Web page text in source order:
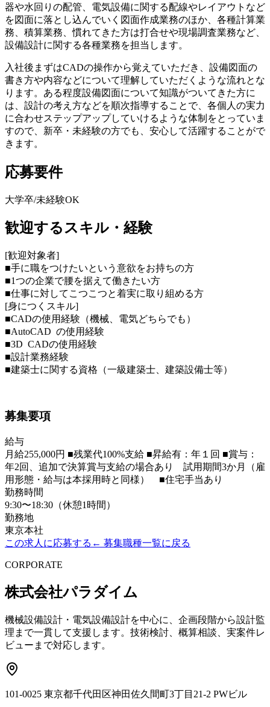
器や水回りの配管、電気設備に関する配線やレイアウトなど
を図面に落とし込んでいく図面作成業務のほか、各種計算業
務、積算業務、慣れてきた方は打合せや現場調査業務など、
設備設計に関する各種業務を担当します。
入社後まずはCADの操作から覚えていただき、設備図面の
書き方や内容などについて理解していただくような流れとな
ります。ある程度設備図面について知識がついてきた方に
は、設計の考え方などを順次指導することで、各個人の実力
に合わせステップアップしていけるような体制をとっていま
すので、新卒・未経験の方でも、安心して活躍することがで
きます。
応募要件
大学卒/未経験OK
歓迎するスキル・経験
[歓迎対象者]
■手に職をつけたいという意欲をお持ちの方
■1つの企業で腰を据えて働きたい方
■仕事に対してこつこつと着実に取り組める方
[身につくスキル]
■CADの使用経験（機械、電気どちらでも）
■AutoCAD の使用経験
■3D CADの使用経験
■設計業務経験
■建築士に関する資格（一級建築士、建築設備士等）
募集要項
給与
月給255,000円 ■残業代100%支給 ■昇給有：年１回 ■賞与：
年2回、追加で決算賞与支給の場合あり 試用期間3か月（雇
用形態・給与は本採用時と同様） ■住宅手当あり
勤務時間
9:30〜18:30（休憩1時間）
勤務地
東京本社
この求人に応募する ← 募集職種一覧に戻る
CORPORATE
株式会社パラダイム
機械設備設計・電気設備設計を中心に、企画段階から設計監
理まで一貫して支援します。技術検討、概算相談、実案件レ
ビューまで対応します。
101-0025 東京都千代田区神田佐久間町3丁目21-2 PWビル